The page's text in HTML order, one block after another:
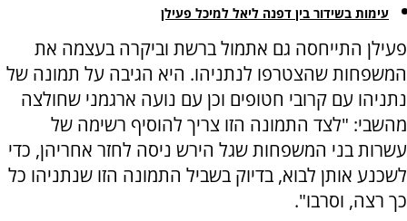
עימות בשידור בין דפנה ליאל למיכל פעילן
פעילן התייחסה גם אתמול ברשת וביקרה בעצמה את
המשפחות שהצטרפו לנתניהו. היא הגיבה על תמונה של
נתניהו עם קרובי חטופים וכן עם נועה ארגמני שחולצה
מהשבי: "לצד התמונה הזו צריך להוסיף רשימה של
עשרות בני המשפחות שגל הירש ניסה לחזר אחריהן, כדי
לשכנע אותן לבוא, בדיוק בשביל התמונה הזו שנתניהו כל
כך רצה, וסרבו".